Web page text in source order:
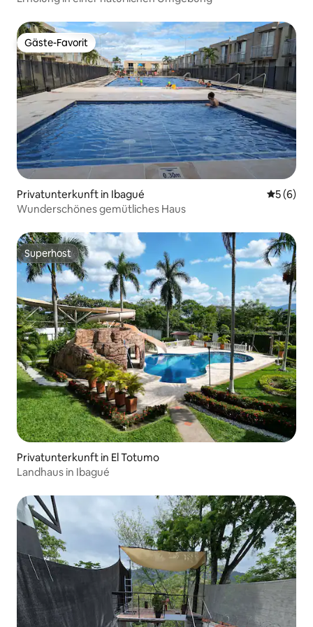
Gäste-Favorit
Gäste-Favorit
Privatunterkunft in Ibagué
5 (6)
Wunderschönes gemütliches Haus
Superhost
Superhost
Privatunterkunft in El Totumo
Landhaus in Ibagué